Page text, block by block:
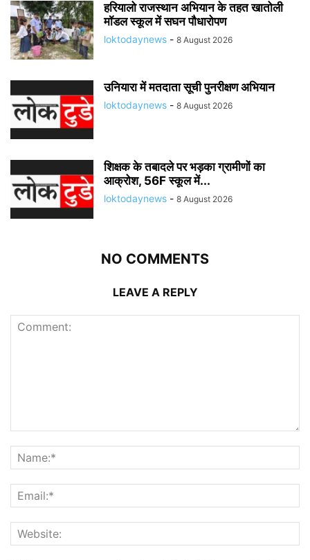
हरियालो राजस्थान अभियान के तहत खातोली
मॉडल स्कूल में सघन पौधारोपण
loktodaynews - 8 August 2026
उनियारा में मतदाता सूची पुनरीक्षण अभियान
loktodaynews - 8 August 2026
शिक्षक के तबादले पर भड़का ग्रामीणों का
आक्रोश, 56F स्कूल में...
loktodaynews - 8 August 2026
NO COMMENTS
LEAVE A REPLY